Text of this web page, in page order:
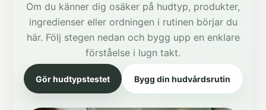
Om du känner dig osäker på hudtyp, produkter,
ingredienser eller ordningen i rutinen börjar du
här. Följ stegen nedan och bygg upp en enklare
förståelse i lugn takt.
Gör hudtypstestet Bygg din hudvårdsrutin